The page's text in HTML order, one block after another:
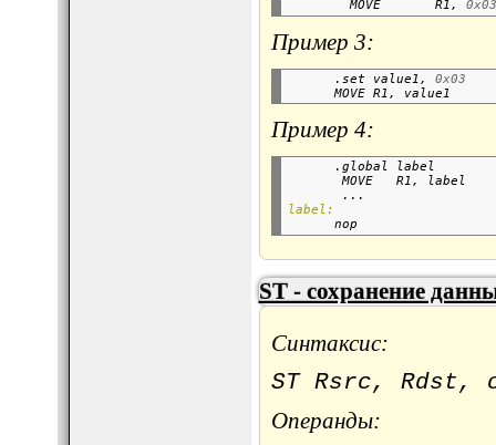
        MOVE       R1,
0x03
Пример 3:
      .set value1,
0x03
MOVE R1,
Пример 4:
.global
MOVE   R1,
       ...
label:
ST - сохранение
Синтаксис:
ST Rsrc, Rdst,
Операнды: